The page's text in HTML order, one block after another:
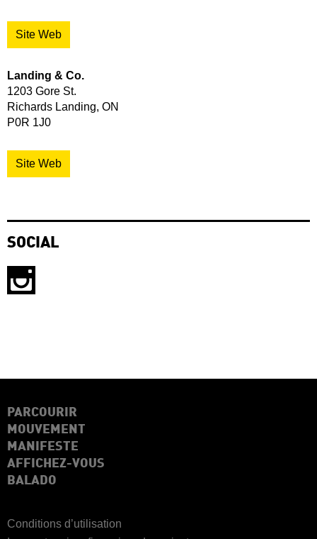
Site Web
Landing & Co.
1203 Gore St.
Richards Landing, ON
P0R 1J0
Site Web
SOCIAL
PARCOURIR
MOUVEMENT
MANIFESTE
AFFICHEZ-VOUS
BALADO
Conditions d’utilisation